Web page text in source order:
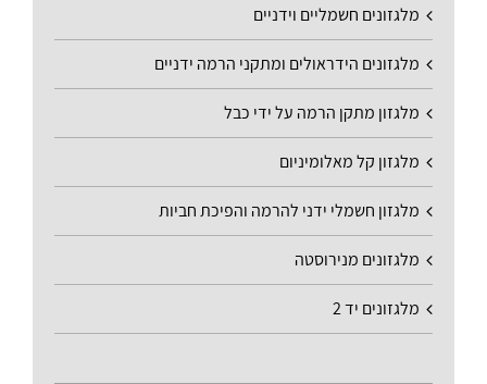
מלגזונים חשמליים וידניים
מלגזונים הידראולים ומתקני הרמה ידניים
מלגזון מתקן הרמה על ידי כבל
מלגזון קל מאלומיניום
מלגזון חשמלי ידני להרמה והפיכת חביות
מלגזונים מנירוסטה
מלגזונים יד 2